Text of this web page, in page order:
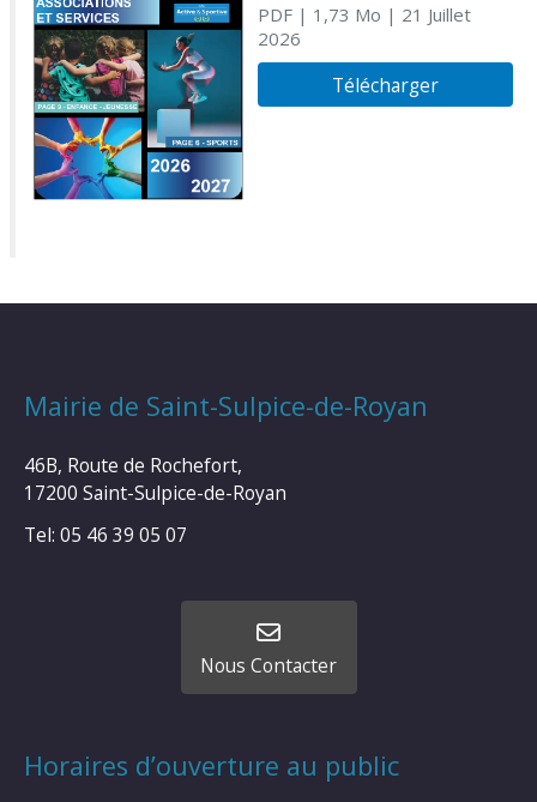
PDF| 1,73 Mo | 21 Juillet
2026
Télécharger
Mairie de Saint-Sulpice-de-Royan
46B, Route de Rochefort,
17200 Saint-Sulpice-de-Royan
Tel: 05 46 39 05 07
Nous Contacter
Horaires d’ouverture au public